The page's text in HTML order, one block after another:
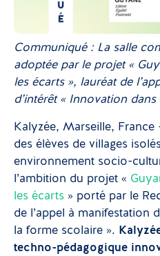
Communiqué : La salle
adoptée par le projet «
les écarts », lauréat de
d’intérêt « Innovation
Kalyzée, Marseille,
des élèves de villages
environnement socio-
l’ambition du projet «
les écarts » porté par le
de l’appel à manifestation
la forme scolaire ».
techno-pédagogique